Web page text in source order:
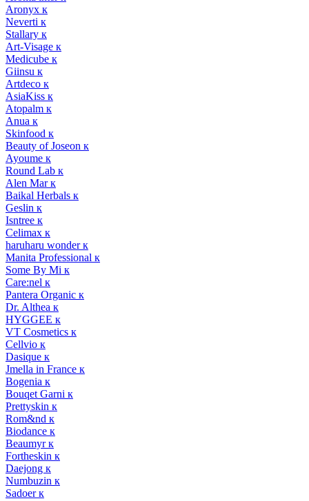
Aronyx к
Neverti к
Stallary к
Art-Visage к
Medicube к
Giinsu к
Artdeco к
AsiaKiss к
Atopalm к
Anua к
Skinfood к
Beauty of Joseon к
Ayoume к
Round Lab к
Alen Mar к
Baikal Herbals к
Geslin к
Isntree к
Celimax к
haruharu wonder к
Manita Professional к
Some By Mi к
Care:nel к
Pantera Organic к
Dr. Althea к
HYGGEE к
VT Cosmetics к
Cellvio к
Dasique к
Jmella in France к
Bogenia к
Bouqet Garni к
Prettyskin к
Rom&nd к
Biodance к
Beaumyr к
Fortheskin к
Daejong к
Numbuzin к
Sadoer к